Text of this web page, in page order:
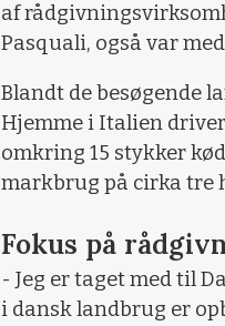
af
Pasquali, også var
Blandt de besøgende
Hjemme i Italien
omkring 15 stykker
markbrug på cirka tre
Fokus på
- Jeg er taget med til
i dansk landbrug er